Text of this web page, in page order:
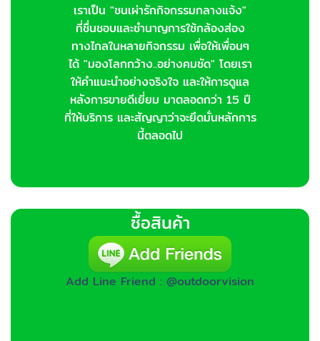
เราเป็น "ชนเผ่ารักกิจกรรมกลางแจ้ง"
ที่ชื่นชอบและชำนาญการใช้กล้องส่อง
ทางไกลในหลายกิจกรรม เพื่อให้เพื่อนๆ
ได้ "มองโลกกว้าง..อย่างคมชัด" โดยเรา
ให้คำแนะนำอย่างจริงใจ และให้การดูแล
หลังการขายดีเยี่ยม มาตลอดกว่า 15 ปี
ที่ให้บริการ และสัญญาว่าจะยึดมั่นหลักการ
นี้ตลอดไป
ซื้อสินค้า
Add Line Friend : @outdoorvision